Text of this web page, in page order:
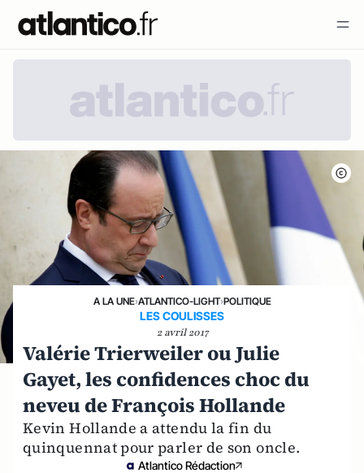
A LA UNE›ATLANTICO-LIGHT›POLITIQUE
LES COULISSES
2 avril 2017
Valérie Trierweiler ou Julie
Gayet, les confidences choc du
neveu de François Hollande
Kevin Hollande a attendu la fin du
quinquennat pour parler de son oncle.
Atlantico Rédaction